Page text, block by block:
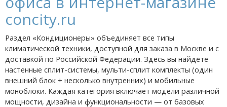
concity.ru
Раздел «Кондиционеры» объединяет все типы
климатической техники, доступной для заказа в Москве и с
доставкой по Российской Федерации. Здесь вы найдёте
настенные сплит-системы, мульти-сплит комплекты (один
внешний блок + несколько внутренних) и мобильные
моноблоки. Каждая категория включает модели различной
мощности, дизайна и функциональности — от базовых